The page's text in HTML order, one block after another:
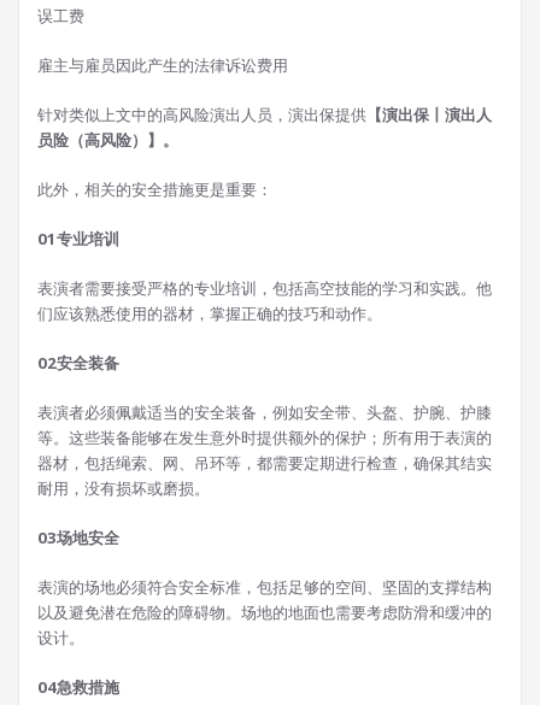
误工费
雇主与雇员因此产生的法律诉讼费用
针对类似上文中的高风险演出人员，演出保提供 【演出保丨演出人
员险（高风险）】。
此外，相关的安全措施更是重要：
01专业培训
表演者需要接受严格的专业培训，包括高空技能的学习和实践。他
们应该熟悉使用的器材，掌握正确的技巧和动作。
02安全装备
表演者必须佩戴适当的安全装备，例如安全带、头盔、护腕、护膝
等。这些装备能够在发生意外时提供额外的保护；所有用于表演的
器材，包括绳索、网、吊环等，都需要定期进行检查，确保其结实
耐用，没有损坏或磨损。
03场地安全
表演的场地必须符合安全标准，包括足够的空间、坚固的支撑结构
以及避免潜在危险的障碍物。场地的地面也需要考虑防滑和缓冲的
设计。
04急救措施